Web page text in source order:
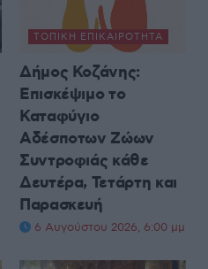
ΤΟΠΙΚΉ ΕΠΙΚΑΙΡΌΤΗΤΑ
Δήμος Κοζάνης:
Επισκέψιμο το
Καταφύγιο
Αδέσποτων Ζώων
Συντροφιάς κάθε
Δευτέρα, Τετάρτη και
Παρασκευή
6 Αυγούστου 2026, 6:00 μμ